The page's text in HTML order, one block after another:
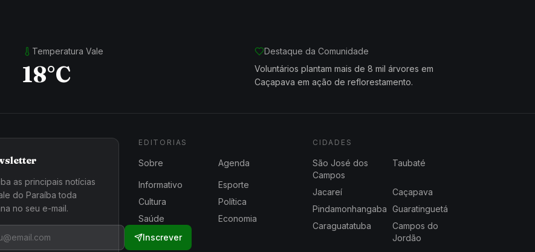
Temperatura Vale
18°C
Destaque da Comunidade
Voluntários plantam mais de 8 mil árvores em
Caçapava em ação de reflorestamento.
as principais notícias
do Paraíba toda
no seu e-mail.
Inscrever
EDITORIAS
Sobre Agenda
Informativo
Esporte
Cultura
Política
Saúde
Economia
CIDADES
São José dos
Campos
Taubaté
Jacareí
Caçapava
Pindamonhangaba Guaratinguetá
Caraguatatuba
Campos do
Jordão